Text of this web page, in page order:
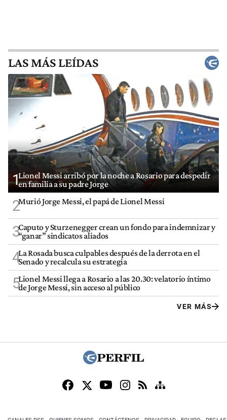
LAS MÁS LEÍDAS
1Lionel Messi arribó por la noche a Rosario para despedir
en familia a su padre Jorge
2Murió Jorge Messi, el papá de Lionel Messi
3Caputo y Sturzenegger crean un fondo para indemnizar y
“ganar” sindicatos aliados
4La Rosada busca culpables después de la derrota en el
Senado y recalcula su estrategia
5Lionel Messi llega a Rosario a las 20.30: velatorio íntimo
de Jorge Messi, sin acceso al público
VER MÁS